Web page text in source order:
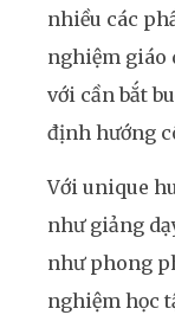
nhiều các
nghiệm giáo
với cần bắt
định hướng
Với unique
như giảng
như phong
nghiệm học